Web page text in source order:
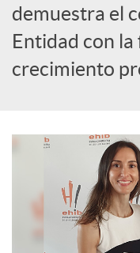
demuestra el
Entidad con
crecimiento